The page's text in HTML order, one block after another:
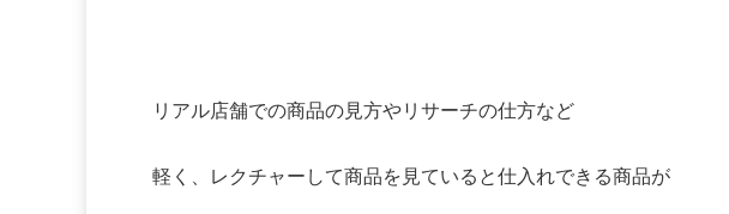
リアル店舗での商品の見方やリサーチの仕方など
軽く、レクチャーして商品を見ていると仕入れできる商品が